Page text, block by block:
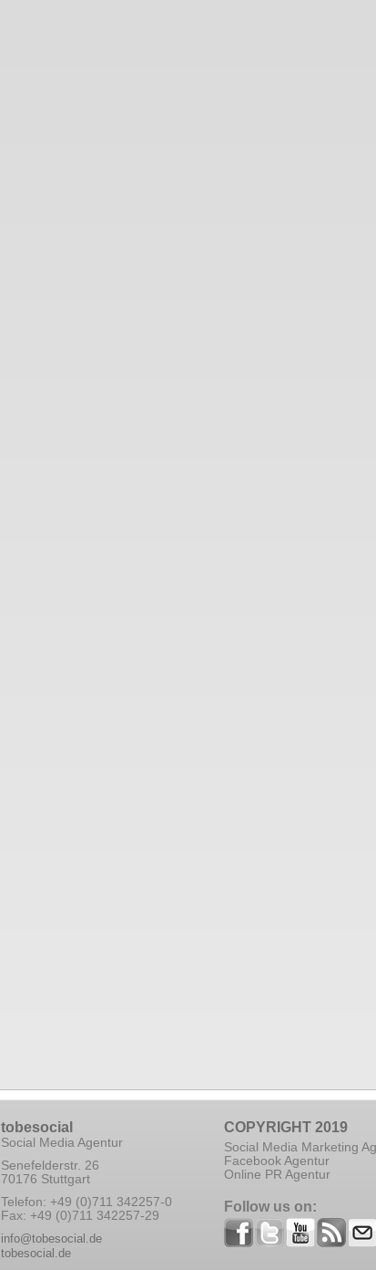
tobesocial
Social Media Agentur
Senefelderstr. 26
70176 Stuttgart
Telefon: +49 (0)711 342257-0
Fax: +49 (0)711 342257-29
info@tobesocial.de
tobesocial.de
COPYRIGHT 2019
Social Media Marketing
Facebook Agentur
Online PR Agentur
Follow us on: